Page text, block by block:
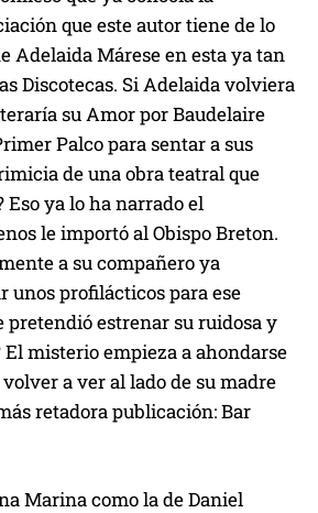
que este autor tiene de lo
Adelaida Márese en esta ya tan
Discotecas. Si Adelaida volviera
su Amor por Baudelaire
Palco para sentar a sus
de una obra teatral que
ya lo ha narrado el
le importó al Obispo Breton.
a su compañero ya
unos profilácticos para ese
pretendió estrenar su ruidosa y
misterio empieza a ahondarse
a ver al lado de su madre
retadora publicación: Bar
Marina como la de Daniel